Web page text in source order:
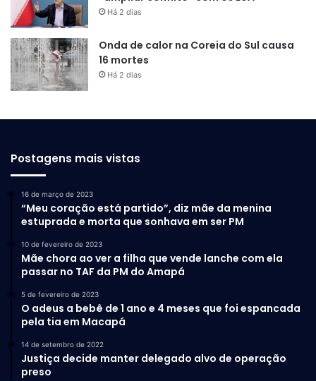
Instituições de ensino públicas e privadas também utilizam
o Enem para selecionar estudantes, como critério único ou
complementar nos processos seletivos. Os resultados
individuais do Enem podem, ainda, ser aproveitados em
processos seletivos de instituições portuguesas que
educação superior em Portugal.
Há 2 dias
Onda de calor na Coreia do Sul causa
16 mortes
Há 2 dias
Postagens mais vistas
16 de março de 2023
“Meu coração está partido”, diz mãe da menina
estuprada e morta que sonhava em ser PM
10 de fevereiro de 2023
Mãe chora ao ver a filha que vende lanche com ela
passar no TAF da PM do Amapá
5 de fevereiro de 2023
O adeus a bebê de 1 ano e 4 meses que foi espancada
pela tia em Macapá
14 de setembro de 2022
Justiça decide manter delegado alvo de operação
preso